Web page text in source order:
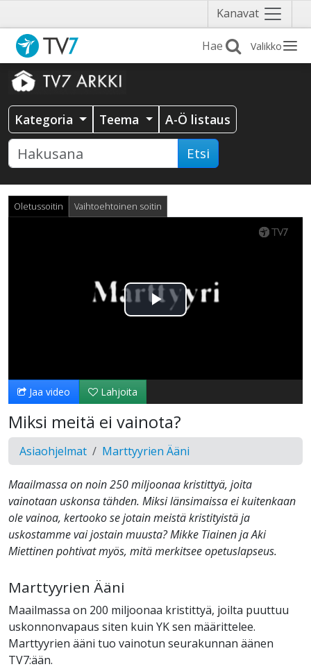
Kanavat Näytä
valikko
Valikko
Kategoria Teema A-Ö listaus
Etsi
Oletussoitin Vaihtoehtoinen soitin
Toista
Jaa video Lahjoita
Miksi meitä ei vainota?
Asiaohjelmat Marttyyrien Ääni
Maailmassa on noin 250 miljoonaa kristittyä, joita
vainotaan uskonsa tähden. Miksi länsimaissa ei kuitenkaan
ole vainoa, kertooko se jotain meistä kristityistä ja
uskostamme vai jostain muusta? Mikke Tiainen ja Aki
Miettinen pohtivat myös, mitä merkitsee opetuslapseus.
Marttyyrien Ääni
Maailmassa on 200 miljoonaa kristittyä, joilta puuttuu
uskonnonvapaus siten kuin YK sen määrittelee.
Marttyyrien ääni tuo vainotun seurakunnan äänen
TV7:ään.